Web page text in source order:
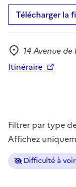
Télécharger la
Adresse
14 Avenue
Itinéraire
Filtrer par type
Affichez
Difficulté à voir